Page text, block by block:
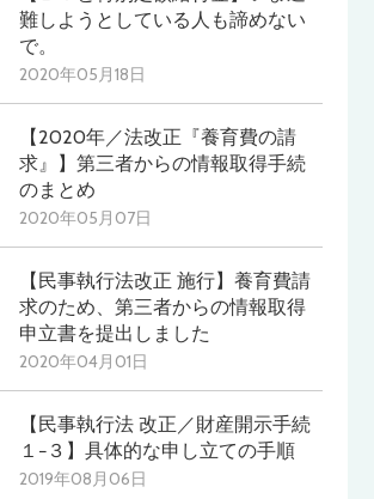
難しようとしている人も諦めない
で。
2020年05月18日
【2020年／法改正『養育費の請
求』】第三者からの情報取得手続
のまとめ
2020年05月07日
【民事執行法改正 施行】養育費請
求のため、第三者からの情報取得
申立書を提出しました
2020年04月01日
【民事執行法 改正／財産開示手続
１−３】具体的な申し立ての手順
2019年08月06日